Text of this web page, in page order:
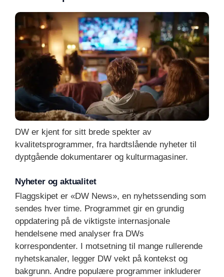
DW er kjent for sitt brede spekter av
kvalitetsprogrammer, fra hardtslående nyheter til
dyptgående dokumentarer og kulturmagasiner.
Nyheter og aktualitet
Flaggskipet er «DW News», en nyhetssending som
sendes hver time. Programmet gir en grundig
oppdatering på de viktigste internasjonale
hendelsene med analyser fra DWs
korrespondenter. I motsetning til mange rullerende
nyhetskanaler, legger DW vekt på kontekst og
bakgrunn. Andre populære programmer inkluderer